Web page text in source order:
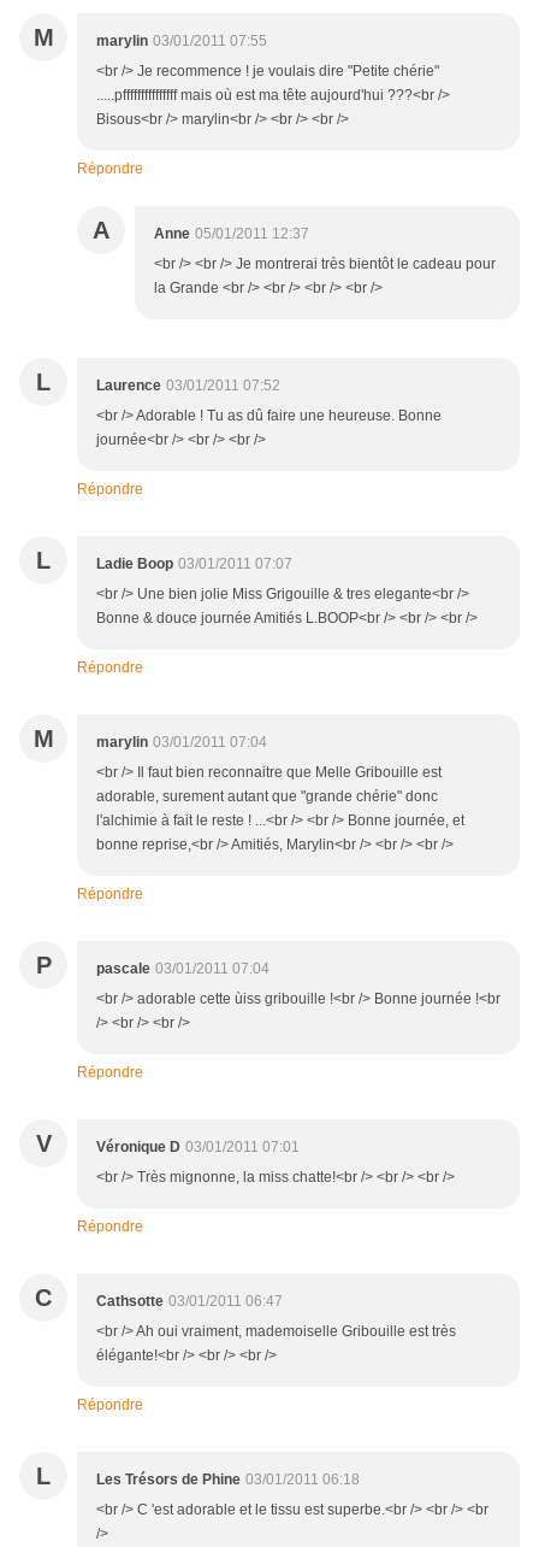
M marylin 03/01/2011 07:55
<br /> Je recommence ! je voulais dire "Petite chérie"
.....pfffffffffffffff mais où est ma tête aujourd'hui ???<br />
Bisous<br /> marylin<br /> <br /> <br />
Répondre
A Anne 05/01/2011 12:37
<br /> <br /> Je montrerai très bientôt le cadeau pour
la Grande <br /> <br /> <br /> <br />
L Laurence 03/01/2011 07:52
<br /> Adorable ! Tu as dû faire une heureuse. Bonne
journée<br /> <br /> <br />
Répondre
L Ladie Boop 03/01/2011 07:07
<br /> Une bien jolie Miss Grigouille & tres elegante<br />
Bonne & douce journée Amitiés L.BOOP<br /> <br /> <br />
Répondre
M marylin 03/01/2011 07:04
<br /> Il faut bien reconnaitre que Melle Gribouille est
adorable, surement autant que "grande chérie" donc
l'alchimie à fait le reste ! ...<br /> <br /> Bonne journée, et
bonne reprise,<br /> Amitiés, Marylin<br /> <br /> <br />
Répondre
P pascale 03/01/2011 07:04
<br /> adorable cette ùiss gribouille !<br /> Bonne journée !<br
/> <br /> <br />
Répondre
V Véronique D 03/01/2011 07:01
<br /> Très mignonne, la miss chatte!<br /> <br /> <br />
Répondre
C Cathsotte 03/01/2011 06:47
<br /> Ah oui vraiment, mademoiselle Gribouille est très
élégante!<br /> <br /> <br />
Répondre
L Les Trésors de Phine 03/01/2011 06:18
<br /> C 'est adorable et le tissu est superbe.<br /> <br /> <br
/>